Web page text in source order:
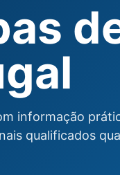
informação
qualificados